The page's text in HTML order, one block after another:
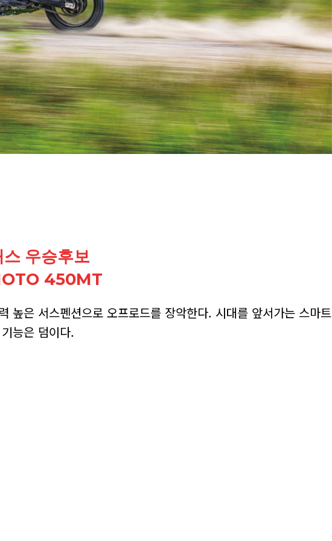
우승후보
450MT
높은 서스펜션으로 오프로드를 장악한다. 시대를 앞서가는 스마트
능은 덤이다.